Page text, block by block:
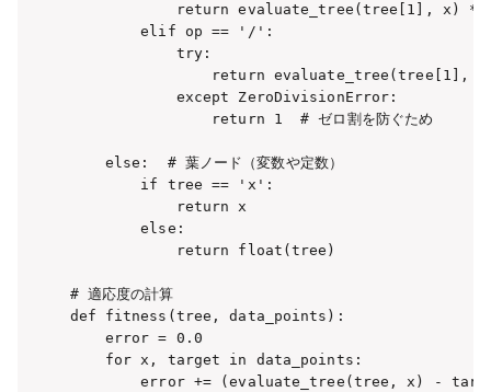
return evaluate_tree(tree[1], x) *
        elif op == '/':
            try:
return evaluate_tree(tree[1],
            except ZeroDivisionError:
                return 1  # ゼロ割を防ぐため
    else:  # 葉ノード（変数や定数）
        if tree == 'x':
            return x
        else:
            return float(tree)
# 適応度の計算
def fitness(tree, data_points):
    error = 0.0
    for x, target in data_points:
error += (evaluate_tree(tree, x) -